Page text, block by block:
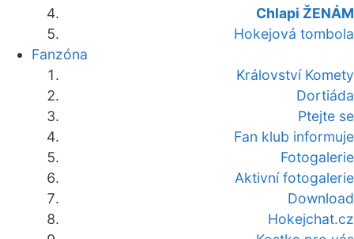
Chlapi ŽENÁM
Hokejová tombola
Fanzóna
Království Komety
Dortiáda
Ptejte se
Fan klub informuje
Fotogalerie
Aktivní fotogalerie
Download
Hokejchat.cz